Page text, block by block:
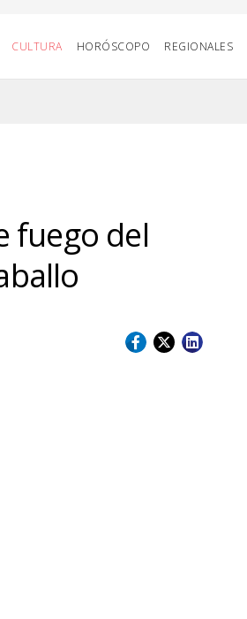
CULTURA HORÓSCOPO REGIONALES
fuego del